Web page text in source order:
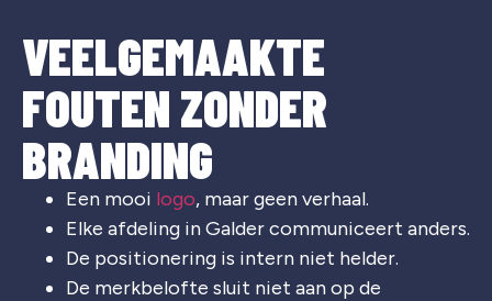
VEELGEMAAKTE
FOUTEN ZONDER
BRANDING
Een mooi logo, maar geen verhaal.
Elke afdeling in Galder communiceert anders.
De positionering is intern niet helder.
De merkbelofte sluit niet aan op de